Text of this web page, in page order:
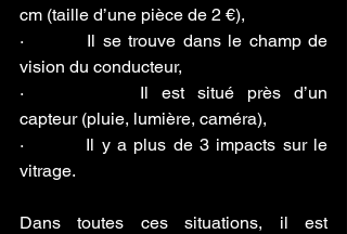
cm (taille d’une pièce de 2 €),
·         Il se trouve dans le champ de
vision du conducteur,
·         Il est situé près d’un
capteur (pluie, lumière, caméra),
·         Il y a plus de 3 impacts sur le
vitrage.
Dans toutes ces situations, il est